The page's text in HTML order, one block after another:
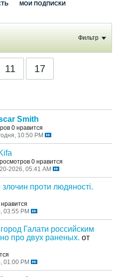
МОИ ПОДПИСКИ
Фильтр
11 17
Smith
0 нравится
10:50 PM
0 нравится
2026, 05:41 AM
проти людяності.
03:55 PM
Галати российским
про двух раненых. от
01:00 PM